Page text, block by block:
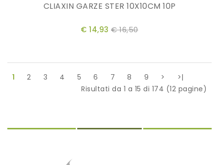
CLIAXIN GARZE STER 10X10CM 10P
€ 14,93 € 16,50
1 2 3 4 5 6 7 8 9 >
>|
Risultati da 1 a 15 di 174 (12 pagine)